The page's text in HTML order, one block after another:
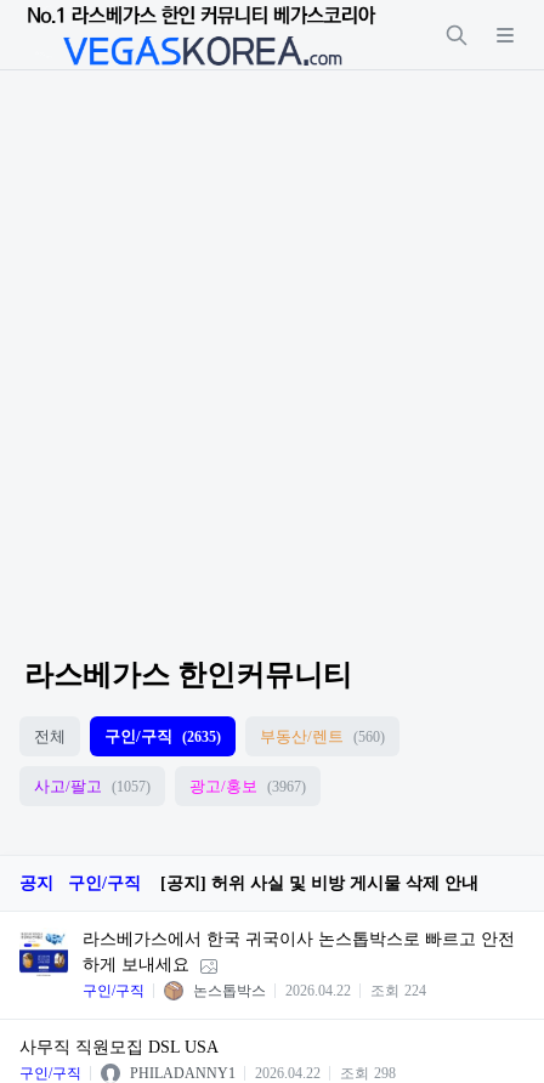
라스베가스 한인커뮤니티
전체 구인/구직 (2635) 부동산/렌트 (560)
사고/팔고 (1057) 광고/홍보 (3967)
공지 구인/구직 [공지] 허위 사실 및 비방 게시물 삭제 안내
라스베가스에서 한국 귀국이사 논스톱박스로 빠르고 안전
하게 보내세요
구인/구직 논스톱박스 2026.04.22 조회 224
사무직 직원모집 DSL USA
구인/구직 PHILADANNY1 2026.04.22 조회 298